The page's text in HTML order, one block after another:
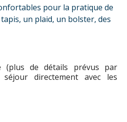
pour la pratique de
tapis, un plaid, un bolster, des
(plus de détails prévus par
séjour directement avec les